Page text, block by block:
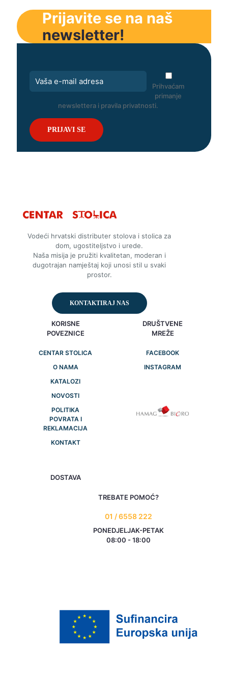
Prijavite se na naš
newsletter!
Prihvaćam
primanje
newslettera i pravila privatnosti.
Vodeći hrvatski distributer stolova i stolica za
dom, ugostiteljstvo i urede.
Naša misija je pružiti kvalitetan, moderan i
dugotrajan namještaj koji unosi stil u svaki
prostor.
KONTAKTIRAJ NAS
KORISNE
POVEZNICE
CENTAR STOLICA
O NAMA
KATALOZI
NOVOSTI
POLITIKA
POVRATA I
REKLAMACIJA
KONTAKT
DOSTAVA
DRUŠTVENE
MREŽE
FACEBOOK
INSTAGRAM
TREBATE POMOĆ?
01 / 6558 222
PONEDJELJAK-PETAK
08:00 - 18:00